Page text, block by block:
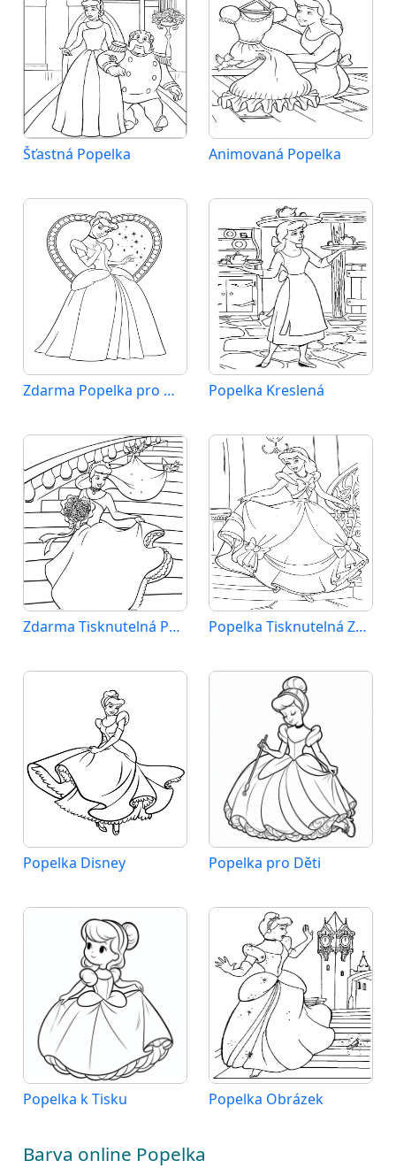
Šťastná Popelka Animovaná Popelka
Zdarma Popelka pro Malé Děti Popelka Kreslená
Zdarma Tisknutelná Popelka Popelka Tisknutelná Zdarma
Popelka Disney Popelka pro Děti
Popelka k Tisku Popelka Obrázek
Barva online Popelka